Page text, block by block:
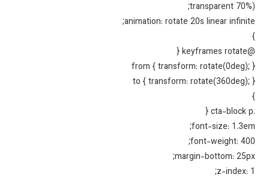
transparent
animation: rotate 20s linear
from { transform:
to { transform:
font-size:
font-weight:
margin-bottom:
z-index: